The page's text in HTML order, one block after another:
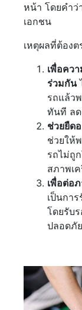
หน้า โดยคำว่
เอกชน
เหตุผลที่ต้อง
เพื่อคว
ร่วมกัน
รถแล้ว
ทันที ลด
ช่วยยืด
ช่วยให้
รถไม่ถู
สภาพเ
เพื่อต่อ
เป็นกา
โดยรับ
ปลอดภั